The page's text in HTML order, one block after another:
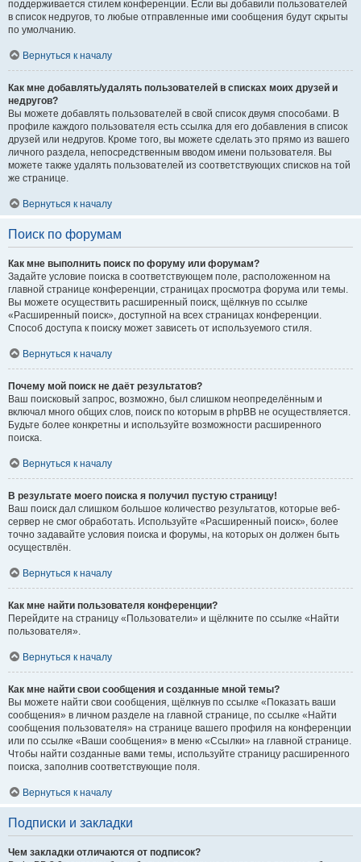
поддерживается стилем конференции. Если вы добавили пользователей
в список недругов, то любые отправленные ими сообщения будут скрыты
по умолчанию.
Вернуться к началу
Как мне добавлять/удалять пользователей в списках моих друзей и
недругов?
Вы можете добавлять пользователей в свой список двумя способами. В
профиле каждого пользователя есть ссылка для его добавления в список
друзей или недругов. Кроме того, вы можете сделать это прямо из вашего
личного раздела, непосредственным вводом имени пользователя. Вы
можете также удалять пользователей из соответствующих списков на той
же странице.
Вернуться к началу
Поиск по форумам
Как мне выполнить поиск по форуму или форумам?
Задайте условие поиска в соответствующем поле, расположенном на
главной странице конференции, страницах просмотра форума или темы.
Вы можете осуществить расширенный поиск, щёлкнув по ссылке
«Расширенный поиск», доступной на всех страницах конференции.
Способ доступа к поиску может зависеть от используемого стиля.
Вернуться к началу
Почему мой поиск не даёт результатов?
Ваш поисковый запрос, возможно, был слишком неопределённым и
включал много общих слов, поиск по которым в phpBB не осуществляется.
Будьте более конкретны и используйте возможности расширенного
поиска.
Вернуться к началу
В результате моего поиска я получил пустую страницу!
Ваш поиск дал слишком большое количество результатов, которые веб-
сервер не смог обработать. Используйте «Расширенный поиск», более
точно задавайте условия поиска и форумы, на которых он должен быть
осуществлён.
Вернуться к началу
Как мне найти пользователя конференции?
Перейдите на страницу «Пользователи» и щёлкните по ссылке «Найти
пользователя».
Вернуться к началу
Как мне найти свои сообщения и созданные мной темы?
Вы можете найти свои сообщения, щёлкнув по ссылке «Показать ваши
сообщения» в личном разделе на главной странице, по ссылке «Найти
сообщения пользователя» на странице вашего профиля на конференции
или по ссылке «Ваши сообщения» в меню «Ссылки» на главной странице.
Чтобы найти созданные вами темы, используйте страницу расширенного
поиска, заполнив соответствующие поля.
Вернуться к началу
Подписки и закладки
Чем закладки отличаются от подписок?